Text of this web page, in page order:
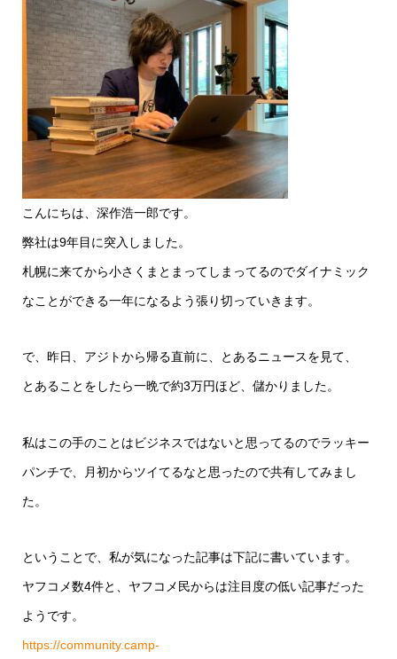
こんにちは、深作浩一郎です。
弊社は9年目に突入しました。
札幌に来てから小さくまとまってしまってるのでダイナミック
なことができる一年になるよう張り切っていきます。
で、昨日、アジトから帰る直前に、とあるニュースを見て、
とあることをしたら一晩で約3万円ほど、儲かりました。
私はこの手のことはビジネスではないと思ってるのでラッキー
パンチで、月初からツイてるなと思ったので共有してみまし
た。
ということで、私が気になった記事は下記に書いています。
ヤフコメ数4件と、ヤフコメ民からは注目度の低い記事だった
ようです。
https://community.camp-